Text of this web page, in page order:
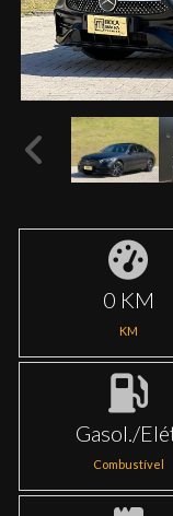
0 KM
KM
Gasol./
Combustível